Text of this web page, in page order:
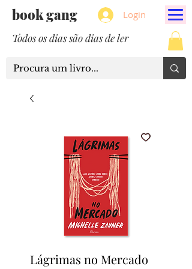
Login
book gang
Todos os dias são dias de ler
Lágrimas no Mercado